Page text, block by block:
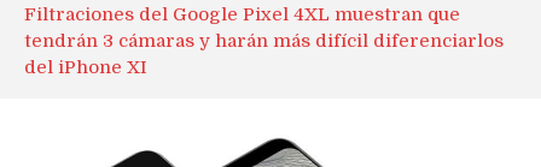
Filtraciones del Google Pixel 4XL muestran que
tendrán 3 cámaras y harán más difícil diferenciarlos
del iPhone XI